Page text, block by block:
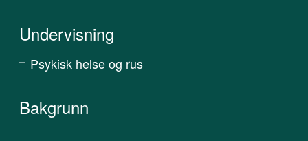
Undervisning
Psykisk helse og rus
Bakgrunn